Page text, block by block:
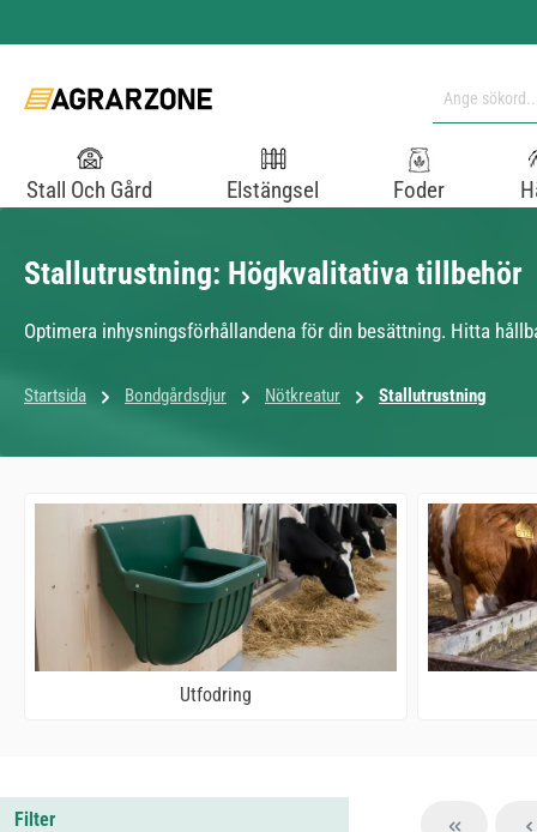
Stall Och Gård Elstängsel Foder
Stallutrustning: Högkvalitativa tillbehör
Optimera inhysningsförhållandena för din besättning. Hitta
Startsida Bondgårdsdjur Nötkreatur Stallutrustning
Utfodring
Filter